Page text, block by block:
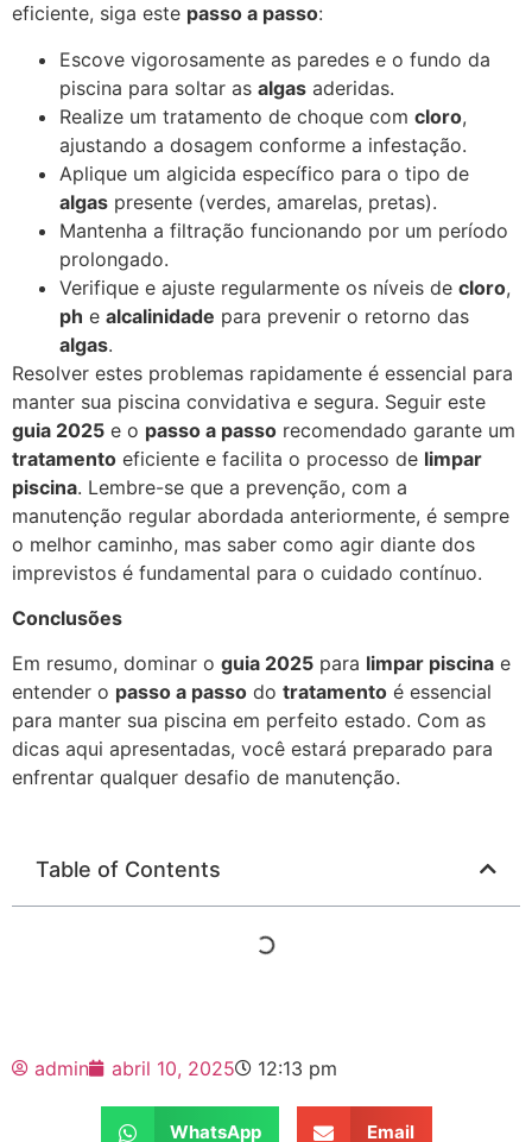
eficiente, siga este passo a passo:
Escove vigorosamente as paredes e o fundo da
piscina para soltar as algas aderidas.
Realize um tratamento de choque com cloro,
ajustando a dosagem conforme a infestação.
Aplique um algicida específico para o tipo de
algas presente (verdes, amarelas, pretas).
Mantenha a filtração funcionando por um período
prolongado.
Verifique e ajuste regularmente os níveis de cloro,
ph e alcalinidade para prevenir o retorno das
algas.
Resolver estes problemas rapidamente é essencial para
manter sua piscina convidativa e segura. Seguir este
guia 2025 e o passo a passo recomendado garante um
tratamento eficiente e facilita o processo de limpar
piscina. Lembre-se que a prevenção, com a
manutenção regular abordada anteriormente, é sempre
o melhor caminho, mas saber como agir diante dos
imprevistos é fundamental para o cuidado contínuo.
Conclusões
Em resumo, dominar o guia 2025 para limpar piscina e
entender o passo a passo do tratamento é essencial
para manter sua piscina em perfeito estado. Com as
dicas aqui apresentadas, você estará preparado para
enfrentar qualquer desafio de manutenção.
Table of Contents
admin abril 10, 2025 12:13 pm
WhatsApp Email